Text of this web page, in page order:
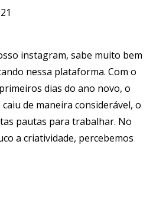
instagram, sabe muito bem
nessa plataforma. Com o
dias do ano novo, o
de maneira considerável, o
pautas para trabalhar. No
a criatividade, percebemos